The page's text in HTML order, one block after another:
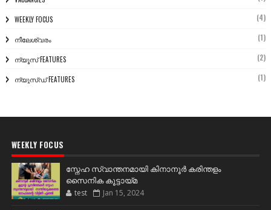
WEEKLY FOCUS (4)
നീലേശ്വരം (1)
ന്യൂസ് FEATURES (2)
ന്യൂസ്ഡ് FEATURES (1)
WEEKLY FOCUS
സ്നേഹ സ്വാന്തനമായി കിനാനൂർ കരിന്തളം
സൈനിക കൂട്ടായ്മ
test Jan 15, 2024